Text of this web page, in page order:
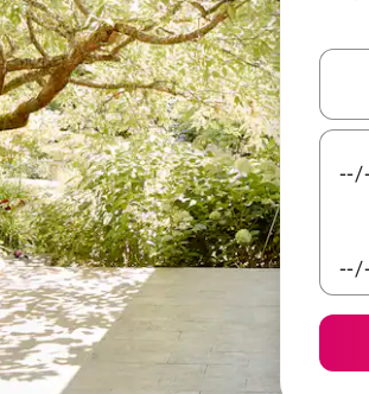
למעלה ולמטה או לעיין בעזרת תנועות מגע או החלקה.